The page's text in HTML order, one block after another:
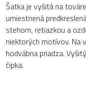
Šatka je vyšitá na
umiestnená
stehom, retiazkou a
niektorých motívov. Na
hodvábna priadza.
čipka.